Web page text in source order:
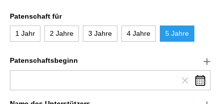
Patenschaft für
1 Jahr 2 Jahre 3 Jahre 4 Jahre 5 Jahre
Patenschaftsbeginn